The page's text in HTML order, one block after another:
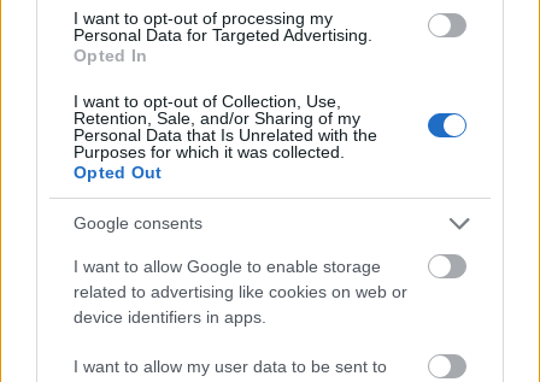
I want to opt-out of processing my
Personal Data for Targeted Advertising.
Opted In
I want to opt-out of Collection, Use,
Retention, Sale, and/or Sharing of my
Personal Data that Is Unrelated with the
Purposes for which it was collected.
Opted Out
Google consents
I want to allow Google to enable storage
related to advertising like cookies on web or
device identifiers in apps.
I want to allow my user data to be sent to
2016.12.06
lemezét, melyre a 24. fesztivál legjobb koncertjei kerültek fel.
Toby Lee az idei Gastroblues Fesztivál sztárfellépője
2026.06.08
Helyi hírek